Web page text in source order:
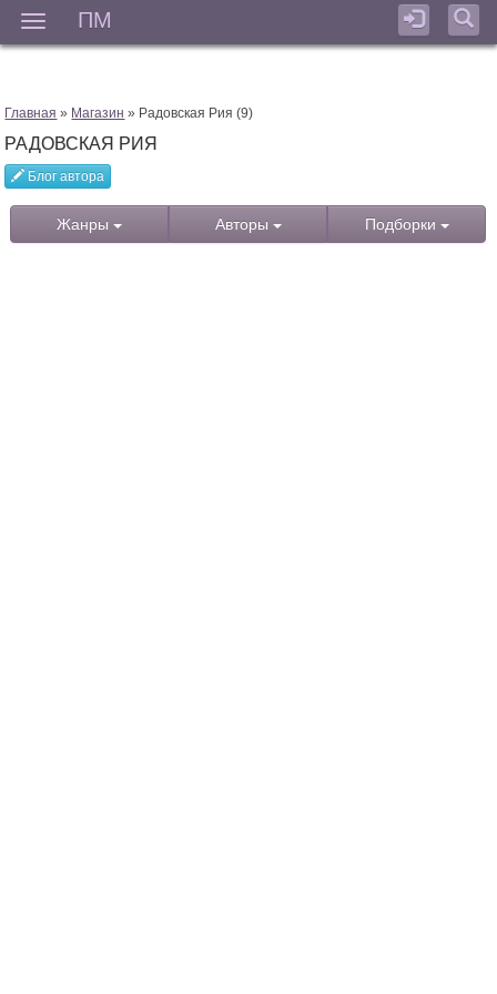
ПМ
Главная » Магазин » Радовская Рия (9)
РАДОВСКАЯ РИЯ
Блог автора
Жанры Авторы Подборки